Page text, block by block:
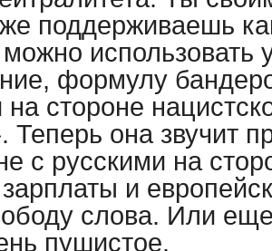
поддерживаешь
использовать
формулу
на стороне
Теперь она звучит
с русскими на
и
слова. Или
пушистое.